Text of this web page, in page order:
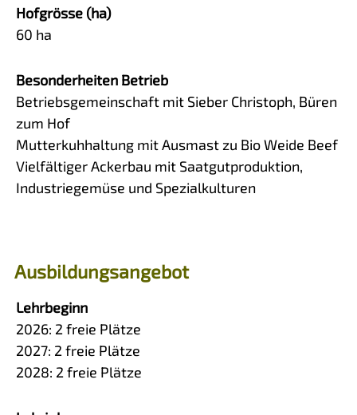
Hofgrösse (ha)
60 ha
Besonderheiten Betrieb
Betriebsgemeinschaft mit Sieber Christoph, Büren
zum Hof
Mutterkuhhaltung mit Ausmast zu Bio Weide Beef
Vielfältiger Ackerbau mit Saatgutproduktion,
Industriegemüse und Spezialkulturen
Ausbildungsangebot
Lehrbeginn
2026: 2 freie Plätze
2027: 2 freie Plätze
2028: 2 freie Plätze